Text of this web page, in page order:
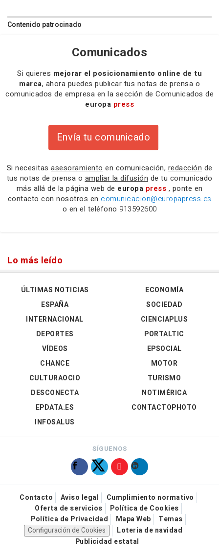
Contenido patrocinado
Comunicados
Si quieres mejorar el posicionamiento online de tu
marca, ahora puedes publicar tus notas de prensa o
comunicados de empresa en la sección de Comunicados de
europa press
Envía tu comunicado
Si necesitas asesoramiento en comunicación, redacción de
tus notas de prensa o ampliar la difusión de tu comunicado
más allá de la página web de europa press , ponte en
contacto con nosotros en comunicacion@europapress.es
o en el teléfono 913592600
Lo más leído
ÚLTIMAS NOTICIAS
ESPAÑA
INTERNACIONAL
DEPORTES
VÍDEOS
ECONOMÍA
SOCIEDAD
CIENCIAPLUS
PORTALTIC
EPSOCIAL
CHANCE
CULTURAOCIO
DESCONECTA
EPDATA.ES
INFOSALUS
MOTOR
TURISMO
NOTIMÉRICA
CONTACTOPHOTO
SÍGUENOS
Contacto Aviso legal
Cumplimiento normativo
Oferta de servicios
Política de Cookies
Política de Privacidad
Mapa Web
Temas
Configuración de Cookies
Loteria de navidad
Publicidad estatal